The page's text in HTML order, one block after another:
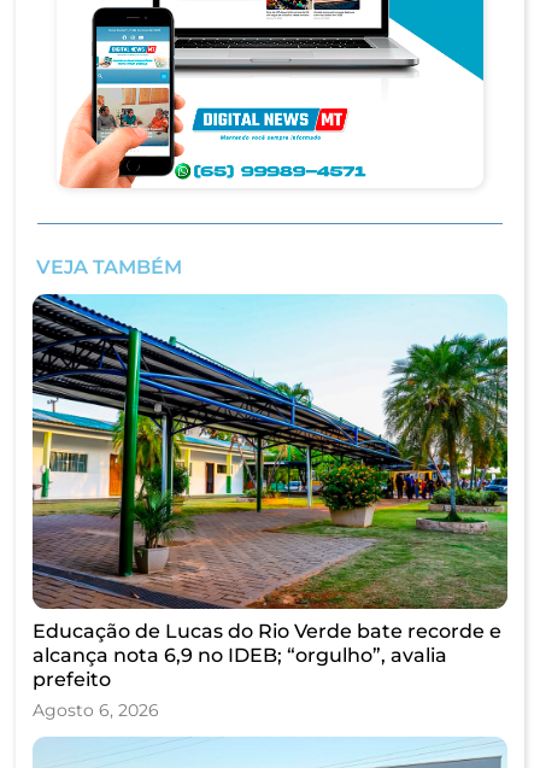
VEJA TAMBÉM
Educação de Lucas do Rio Verde bate recorde e
alcança nota 6,9 no IDEB; “orgulho”, avalia
prefeito
Agosto 6, 2026